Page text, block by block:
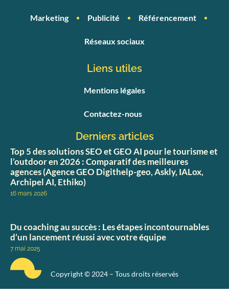
Marketing Publicité Référencement
Réseaux sociaux
Liens utiles
Mentions légales
Contactez-nous
Derniers articles
Top 5 des solutions SEO et GEO AI pour le tourisme et
l’outdoor en 2026 : Comparatif des meilleures
agences (Agence GEO Digithelp-geo, Askly, IALox,
Archipel AI, Ethiko)
16 mars 2026
Du coaching au succès : Les étapes incontournables
d’un lancement réussi avec votre équipe
7 mai 2025
Copyright © 2024 – Tous droits réservés